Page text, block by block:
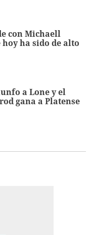
con Michaell
ha sido de alto
a Lone y el
gana a Platense